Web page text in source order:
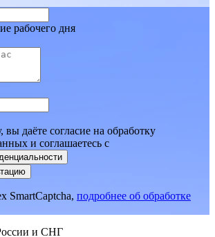
рабочего дня
даёте согласие на обработку
и соглашаетесь c
SmartCaptcha, подробнее об обработке
и СНГ